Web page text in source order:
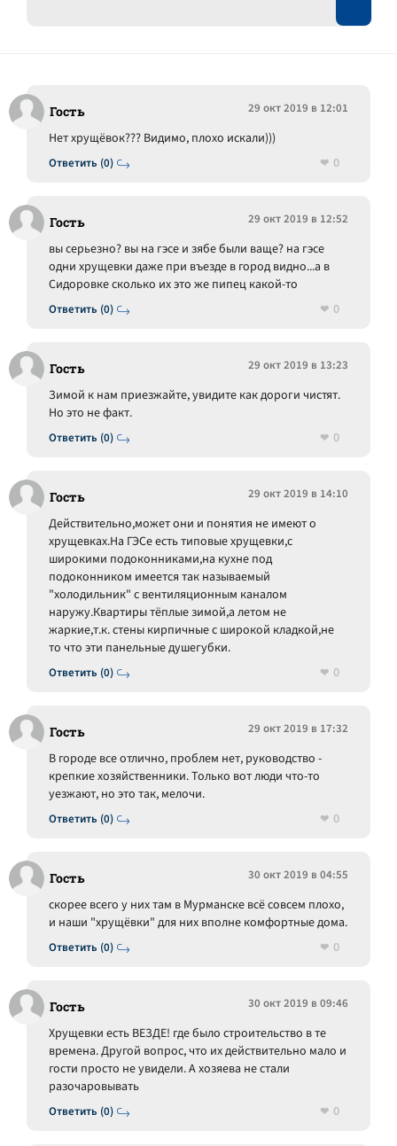
Гость 29 окт 2019 в 12:01
Ответить (0)
Нет хрущёвок??? Видимо, плохо искали)))
0
Гость 29 окт 2019 в 12:52
Ответить (0)
вы серьезно? вы на гэсе и зябе были ваще? на гэсе
одни хрущевки даже при въезде в город видно...а в
Сидоровке сколько их это же пипец какой-то
0
Гость 29 окт 2019 в 13:23
Ответить (0)
Зимой к нам приезжайте, увидите как дороги чистят.
Но это не факт.
0
Гость 29 окт 2019 в 14:10
Ответить (0)
Действительно,может они и понятия не имеют о
хрущевках.На ГЭСе есть типовые хрущевки,с
широкими подоконниками,на кухне под
подоконником имеется так называемый
"холодильник" с вентиляционным каналом
наружу.Квартиры тёплые зимой,а летом не
жаркие,т.к. стены кирпичные с широкой кладкой,не
то что эти панельные душегубки.
0
Гость 29 окт 2019 в 17:32
Ответить (0)
В городе все отлично, проблем нет, руководство -
крепкие хозяйственники. Только вот люди что-то
уезжают, но это так, мелочи.
0
Гость 30 окт 2019 в 04:55
Ответить (0)
скорее всего у них там в Мурманске всё совсем плохо,
и наши "хрущёвки" для них вполне комфортные дома.
0
Гость 30 окт 2019 в 09:46
Ответить (0)
Хрущевки есть ВЕЗДЕ! где было строительство в те
времена. Другой вопрос, что их действительно мало и
гости просто не увидели. А хозяева не стали
разочаровывать
0